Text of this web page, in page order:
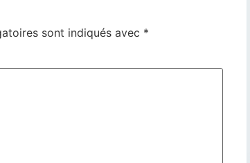
sont indiqués avec *